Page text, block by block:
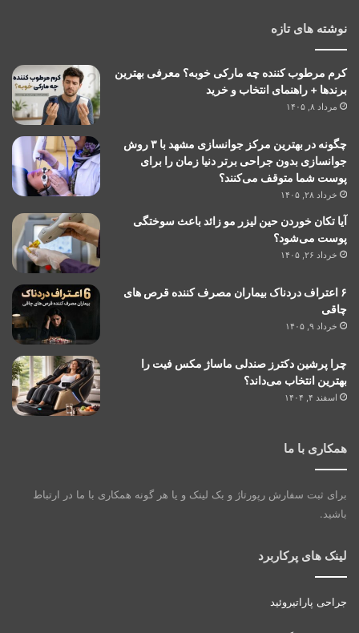
نوشته های تازه
کرم مرطوب کننده چه مارکی خوبه؟ معرفی بهترین
برندها + راهنمای انتخاب و خرید
مرداد ۸, ۱۴۰۵
چگونه در بهترین مرکز جوانسازی مشهد با ۳ روش
جوانسازی بدون جراحی برتر دنیا زمان را برای
پوست شما متوقف می‌کنند؟
خرداد ۲۸, ۱۴۰۵
آیا تکان خوردن حین لیزر مو زائد باعث سوختگی
پوست می‌شود؟
خرداد ۲۶, ۱۴۰۵
۶ اعتراف دردناک بیماران مصرف کننده قرص های
چاقی
خرداد ۹, ۱۴۰۵
چرا پرشین دکترز صندلی ماساژ مکس فیت را
بهترین انتخاب می‌داند؟
اسفند ۴, ۱۴۰۴
همکاری با ما
برای ثبت سفارش رپورتاژ و بک لینک و یا هر گونه همکاری با ما در ارتباط
باشید.
لینک های پرکاربرد
جراحی پاراتیروئید